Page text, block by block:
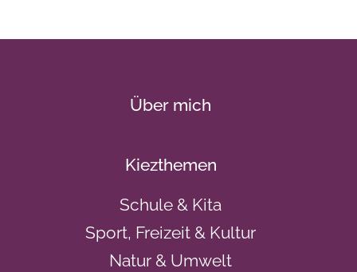
Über mich
Kiezthemen
Schule & Kita
Sport, Freizeit & Kultur
Natur & Umwelt